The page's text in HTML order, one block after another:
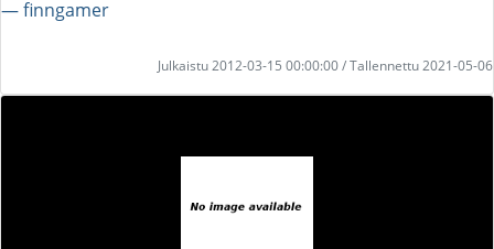
― finngamer
Julkaistu 2012-03-15 00:00:00 / Tallennettu 2021-05-06